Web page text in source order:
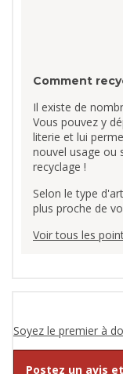
Comment
Il existe de
Vous pouvez y
literie et lui
nouvel usage ou
recyclage !
Selon le type
plus proche de
Voir tous les
Soyez le premier à
Postez un avis